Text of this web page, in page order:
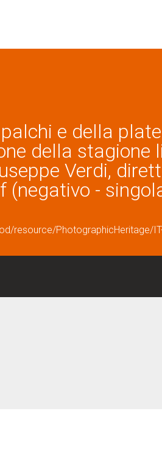
e della
della stagione
Verdi,
(negativo -
resource/PhotographicHeritage/